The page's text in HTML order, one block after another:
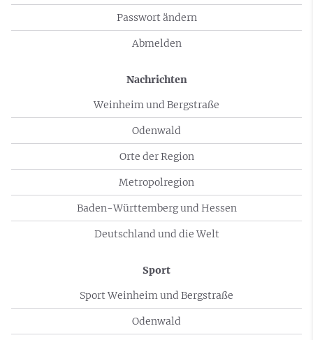
Passwort ändern
Abmelden
Nachrichten
Weinheim und Bergstraße
Odenwald
Orte der Region
Metropolregion
Baden-Württemberg und Hessen
Deutschland und die Welt
Sport
Sport Weinheim und Bergstraße
Odenwald